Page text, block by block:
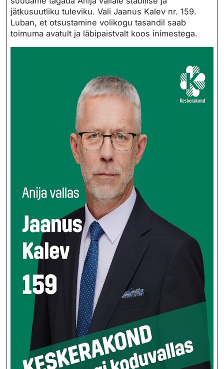
jätkusuutliku tuleviku. Vali Jaanus Kalev nr. 159.
Luban, et otsustamine volikogu tasandil saab
toimuma avatult ja läbipaistvalt koos inimestega.